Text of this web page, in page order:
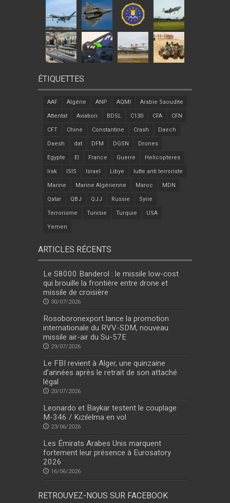
ÉTIQUETTES
AAF Algérie ANP AQMI Arabie Saoudite
Attentat Aviation BDSL C130 CFA CFN
CFT Chine Constantine Crash Daech
Daesh dat DFM DGSN Drones
Egypte EI France Guerre Helicopteres
Irak ISIS Israel Libye lutte anti terroriste
Marine Marine Algérienne Maroc MDN
Qatar QBJ QJJ Russie Syrie
Terrorisme Tunisie Turquie USA
Yemen
ARTICLES RÉCENTS
Le S8000 Banderol : le missile low-cost
qui brouille la frontière entre drone et
missile de croisière
30/07/2026
Rosoboronexport lance la promotion
internationale du RVV-SDM, nouveau
missile air-air du Su-57E
29/07/2026
Le FBI revient à Alger, une quinzaine
d’années après le retrait de son attaché
légal
20/07/2026
Leonardo et Baykar testent le couplage
M-346 / Kızılelma en vol
23/06/2026
Les Émirats Arabes Unis marquent
fortement leur présence à Eurosatory
2026
16/06/2026
RETROUVEZ-NOUS SUR FACEBOOK